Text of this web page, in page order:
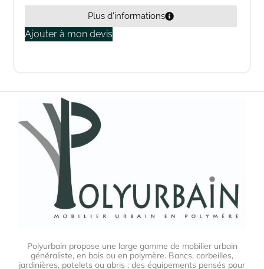
Plus d'informations
Ajouter à mon devis
Polyurbain propose une large gamme de mobilier urbain
généraliste, en bois ou en polymère. Bancs, corbeilles,
jardinières, potelets ou abris : des équipements pensés pour